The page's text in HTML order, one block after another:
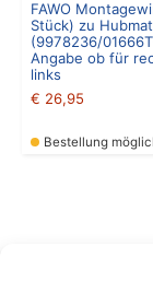
FAWO
Stück) zu
(9978236/
Angabe ob für
links
€ 26,95
Bestellung